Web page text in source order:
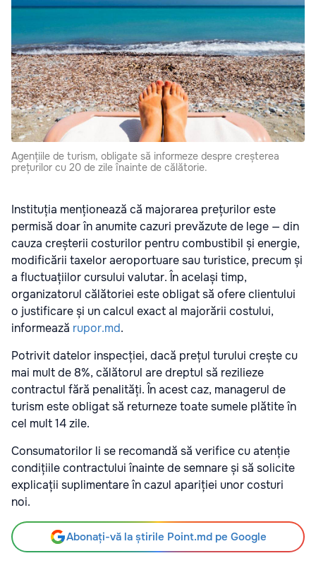
Agențiile de turism, obligate să informeze despre creșterea
prețurilor cu 20 de zile înainte de călătorie.
Instituția menționează că majorarea prețurilor este
permisă doar în anumite cazuri prevăzute de lege — din
cauza creșterii costurilor pentru combustibil și energie,
modificării taxelor aeroportuare sau turistice, precum și
a fluctuațiilor cursului valutar. În același timp,
organizatorul călătoriei este obligat să ofere clientului
o justificare și un calcul exact al majorării costului,
informează rupor.md.
Potrivit datelor inspecției, dacă prețul turului crește cu
mai mult de 8%, călătorul are dreptul să rezilieze
contractul fără penalități. În acest caz, managerul de
turism este obligat să returneze toate sumele plătite în
cel mult 14 zile.
Consumatorilor li se recomandă să verifice cu atenție
condițiile contractului înainte de semnare și să solicite
explicații suplimentare în cazul apariției unor costuri
noi.
Abonați-vă la știrile Point.md pe Google